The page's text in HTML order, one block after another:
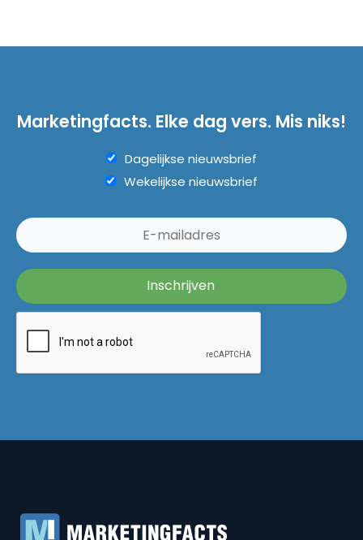
Marketingfacts. Elke dag vers. Mis niks!
Dagelijkse nieuwsbrief
Wekelijkse nieuwsbrief